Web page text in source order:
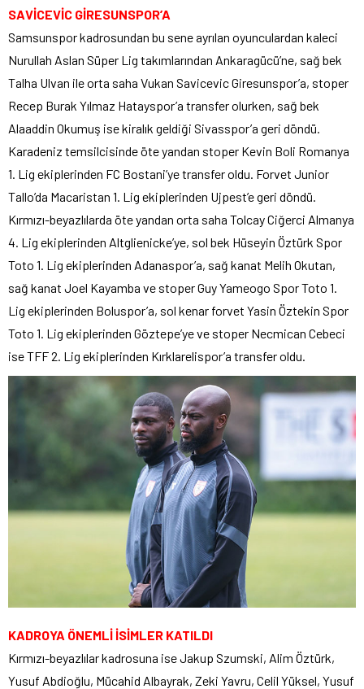
SAVİCEVİC GİRESUNSPOR’A
Samsunspor kadrosundan bu sene ayrılan oyunculardan kaleci
Nurullah Aslan Süper Lig takımlarından Ankaragücü’ne, sağ bek
Talha Ulvan ile orta saha Vukan Savicevic Giresunspor’a, stoper
Recep Burak Yılmaz Hatayspor’a transfer olurken, sağ bek
Alaaddin Okumuş ise kiralık geldiği Sivasspor’a geri döndü.
Karadeniz temsilcisinde öte yandan stoper Kevin Boli Romanya
1. Lig ekiplerinden FC Bostani’ye transfer oldu. Forvet Junior
Tallo’da Macaristan 1. Lig ekiplerinden Ujpest’e geri döndü.
Kırmızı-beyazlılarda öte yandan orta saha Tolcay Ciğerci Almanya
4. Lig ekiplerinden Altglienicke’ye, sol bek Hüseyin Öztürk Spor
Toto 1. Lig ekiplerinden Adanaspor’a, sağ kanat Melih Okutan,
sağ kanat Joel Kayamba ve stoper Guy Yameogo Spor Toto 1.
Lig ekiplerinden Boluspor’a, sol kenar forvet Yasin Öztekin Spor
Toto 1. Lig ekiplerinden Göztepe’ye ve stoper Necmican Cebeci
ise TFF 2. Lig ekiplerinden Kırklarelispor’a transfer oldu.
KADROYA ÖNEMLİ İSİMLER KATILDI
Kırmızı-beyazlılar kadrosuna ise Jakup Szumski, Alim Öztürk,
Yusuf Abdioğlu, Mücahid Albayrak, Zeki Yavru, Celil Yüksel, Yusuf